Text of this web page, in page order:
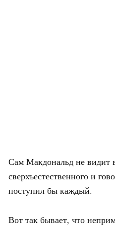
Сам Макдональд не видит
сверхъестественного и
поступил бы каждый.
Вот так бывает, что